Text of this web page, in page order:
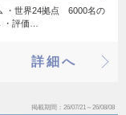
・世界24拠点 6000名の
・評価…
詳細へ
掲載期間 26/07/21～26/08/08